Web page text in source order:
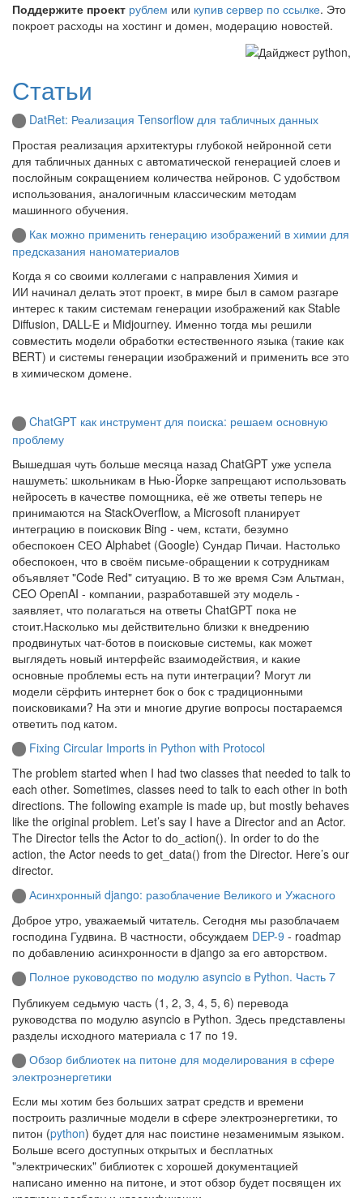
Поддержите проект рублем или купив сервер по ссылке. Это
покроет расходы на хостинг и домен, модерацию новостей.
Статьи
DatRet: Реализация Tensorflow для табличных данных
Простая реализация архитектуры глубокой нейронной сети
для табличных данных с автоматической генерацией слоев и
послойным сокращением количества нейронов. С удобством
использования, аналогичным классическим методам
машинного обучения.
Как можно применить генерацию изображений в химии для
предсказания наноматериалов
Когда я со своими коллегами с направления Химия и
ИИ начинал делать этот проект, в мире был в самом разгаре
интерес к таким системам генерации изображений как Stable
Diffusion, DALL-E и Midjourney. Именно тогда мы решили
совместить модели обработки естественного языка (такие как
BERT) и системы генерации изображений и применить все это
в химическом домене.
ChatGPT как инструмент для поиска: решаем основную
проблему
Вышедшая чуть больше месяца назад ChatGPT уже успела
нашуметь: школьникам в Нью-Йорке запрещают использовать
нейросеть в качестве помощника, её же ответы теперь не
принимаются на StackOverflow, а Microsoft планирует
интеграцию в поисковик Bing - чем, кстати, безумно
обеспокоен СЕО Alphabet (Google) Сундар Пичаи. Настолько
обеспокоен, что в своём письме-обращении к сотрудникам
объявляет "Code Red" ситуацию. В то же время Сэм Альтман,
CEO OpenAI - компании, разработавшей эту модель -
заявляет, что полагаться на ответы ChatGPT пока не
стоит.Насколько мы действительно близки к внедрению
продвинутых чат-ботов в поисковые системы, как может
выглядеть новый интерфейс взаимодействия, и какие
основные проблемы есть на пути интеграции? Могут ли
модели сёрфить интернет бок о бок с традиционными
поисковиками? На эти и многие другие вопросы постараемся
ответить под катом.
Fixing Circular Imports in Python with Protocol
The problem started when I had two classes that needed to talk to
each other. Sometimes, classes need to talk to each other in both
directions. The following example is made up, but mostly behaves
like the original problem. Let’s say I have a Director and an Actor.
The Director tells the Actor to do_action(). In order to do the
action, the Actor needs to get_data() from the Director. Here’s our
director.
Асинхронный django: разоблачение Великого и Ужасного
Доброе утро, уважаемый читатель. Сегодня мы разоблачаем
господина Гудвина. В частности, обсуждаем DEP-9 - roadmap
по добавлению асинхронности в django за его авторством.
Полное руководство по модулю asyncio в Python. Часть 7
Публикуем седьмую часть (1, 2, 3, 4, 5, 6) перевода
руководства по модулю asyncio в Python. Здесь представлены
разделы исходного материала с 17 по 19.
Обзор библиотек на питоне для моделирования в сфере
электроэнергетики
Если мы хотим без больших затрат средств и времени
построить различные модели в сфере электроэнергетики, то
питон (python) будет для нас поистине незаменимым языком.
Больше всего доступных открытых и бесплатных
"электрических" библиотек с хорошей документацией
написано именно на питоне, и этот обзор будет посвящен их